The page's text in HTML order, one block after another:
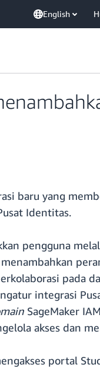
English
baru yang
Identitas.
pengguna
pada
integrasi
SageMaker
akses dan
portal